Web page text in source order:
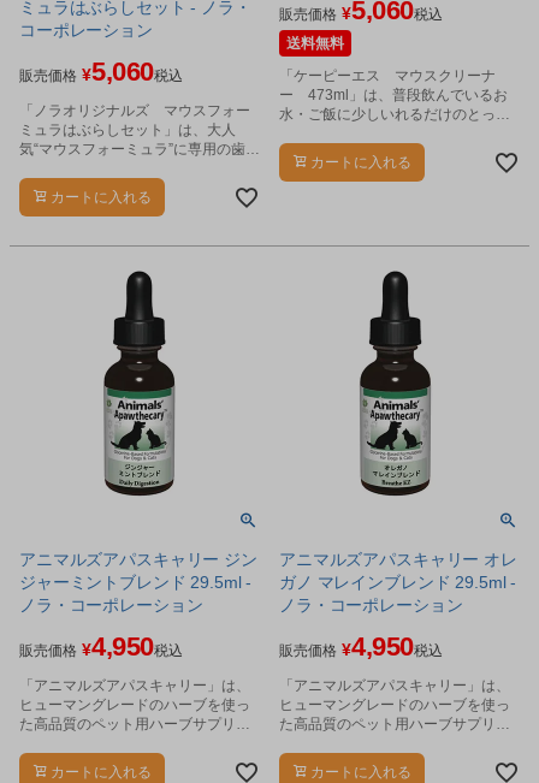
ミュラはぶらしセット - ノラ・
コーポレーション
販売価格 ¥5,060税込
「ノラオリジナルズ マウスフォー
ミュラはぶらしセット」は、大人
気“マウスフォーミュラ”に専用の歯ブ
カートに入れる
販売価格 ¥5,060税込
送料無料
「ケーピーエス マウスクリーナ
ー 473ml」は、普段飲んでいるお
水・ご飯に少しいれるだけのとって
カートに入れる
アニマルズアパスキャリー ジン
ジャーミントブレンド 29.5ml -
ノラ・コーポレーション
販売価格 ¥4,950税込
「アニマルズアパスキャリー」は、
ヒューマングレードのハーブを使っ
た高品質のペット用ハーブサプリメ
カートに入れる
アニマルズアパスキャリー オレ
ガノ マレインブレンド 29.5ml -
ノラ・コーポレーション
販売価格 ¥4,950税込
「アニマルズアパスキャリー」は、
ヒューマングレードのハーブを使っ
た高品質のペット用ハーブサプリメ
カートに入れる